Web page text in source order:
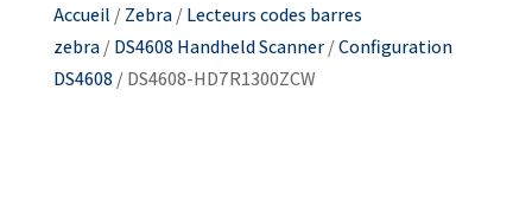
Accueil /Zebra/Lecteurs codes barres
zebra/DS4608 Handheld Scanner/Configuration
DS4608 / DS4608-HD7R1300ZCW